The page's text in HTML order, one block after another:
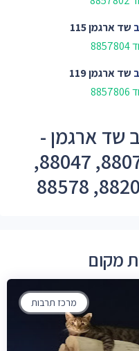
שד ארגמן 115
שד ארגמן 119
שד ארגמן -
88041, 88540, 88073, 88047,
מקום
מרכז תרבות